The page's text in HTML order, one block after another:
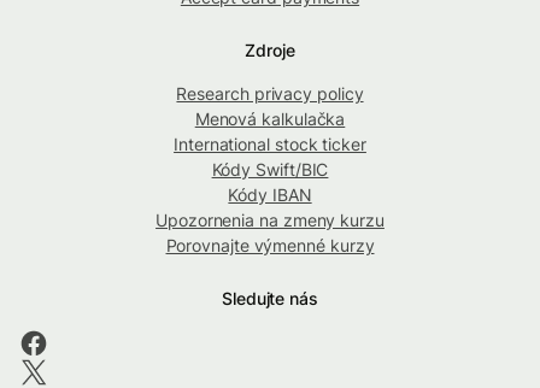
Zdroje
Research privacy policy
Menová kalkulačka
International stock ticker
Kódy Swift/BIC
Kódy IBAN
Upozornenia na zmeny kurzu
Porovnajte výmenné kurzy
Sledujte nás